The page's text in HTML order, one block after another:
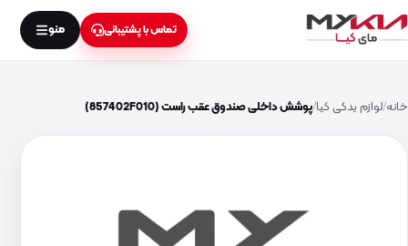
تماس با پشتیبانی منو
خانه لوازم یدکی کیا پوشش داخلی صندوق عقب راست (857402F010)